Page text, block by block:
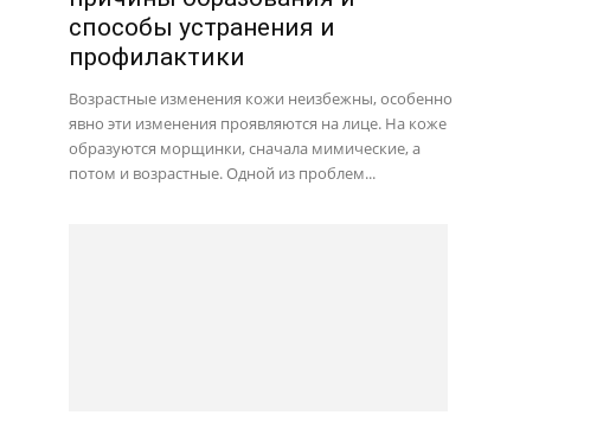
способы устранения и
профилактики
Возрастные изменения кожи неизбежны, особенно
явно эти изменения проявляются на лице. На коже
образуются морщинки, сначала мимические, а
потом и возрастные. Одной из проблем...